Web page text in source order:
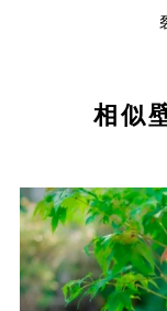
相似